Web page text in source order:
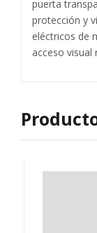
puerta
protección y
eléctricos de
acceso visual